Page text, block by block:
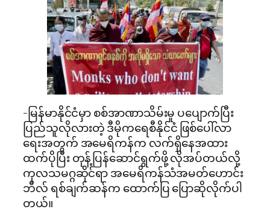
-မြန်မာနိုင်ငံမှာ စစ်အာဏာသိမ်းမှု ပပျောက်ပြီး
ပြည်သူလိုလားတဲ့ ဒီမိုကရေစီနိုင်ငံ ဖြစ်ပေါ်လာ
ရေးအတွက် အမေရိကန်က လက်ရှိနေအထား
ထက်ပိုပြီး တုန့်ပြန်ဆောင်ရွက်ဖို့ လိုအပ်တယ်လို့
ကုလသမဂ္ဂဆိုင်ရာ အမေရိကန်သံအမတ်ဟောင်း
ဘီလ် ရစ်ချက်ဆန်က ထောက်ပြ ပြောဆိုလိုက်ပါ
တယ်။